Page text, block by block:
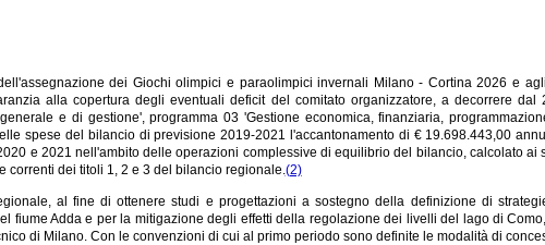
dei Giochi olimpici e paraolimpici invernali Milano - Cortina 2026 e
alla copertura degli eventuali deficit del comitato organizzatore, a decorrere
e di gestione', programma 03 'Gestione economica, finanziaria,
spese del bilancio di previsione 2019-2021 l'accantonamento di € 19.698.443,00
e 2021 nell'ambito delle operazioni complessive di equilibrio del bilancio, calcolato ai
correnti dei titoli 1, 2 e 3 del bilancio regionale.(2)
al fine di ottenere studi e progettazioni a sostegno della definizione di
fiume Adda e per la mitigazione degli effetti della regolazione dei livelli del lago di
di Milano. Con le convenzioni di cui al primo periodo sono definite le modalità di